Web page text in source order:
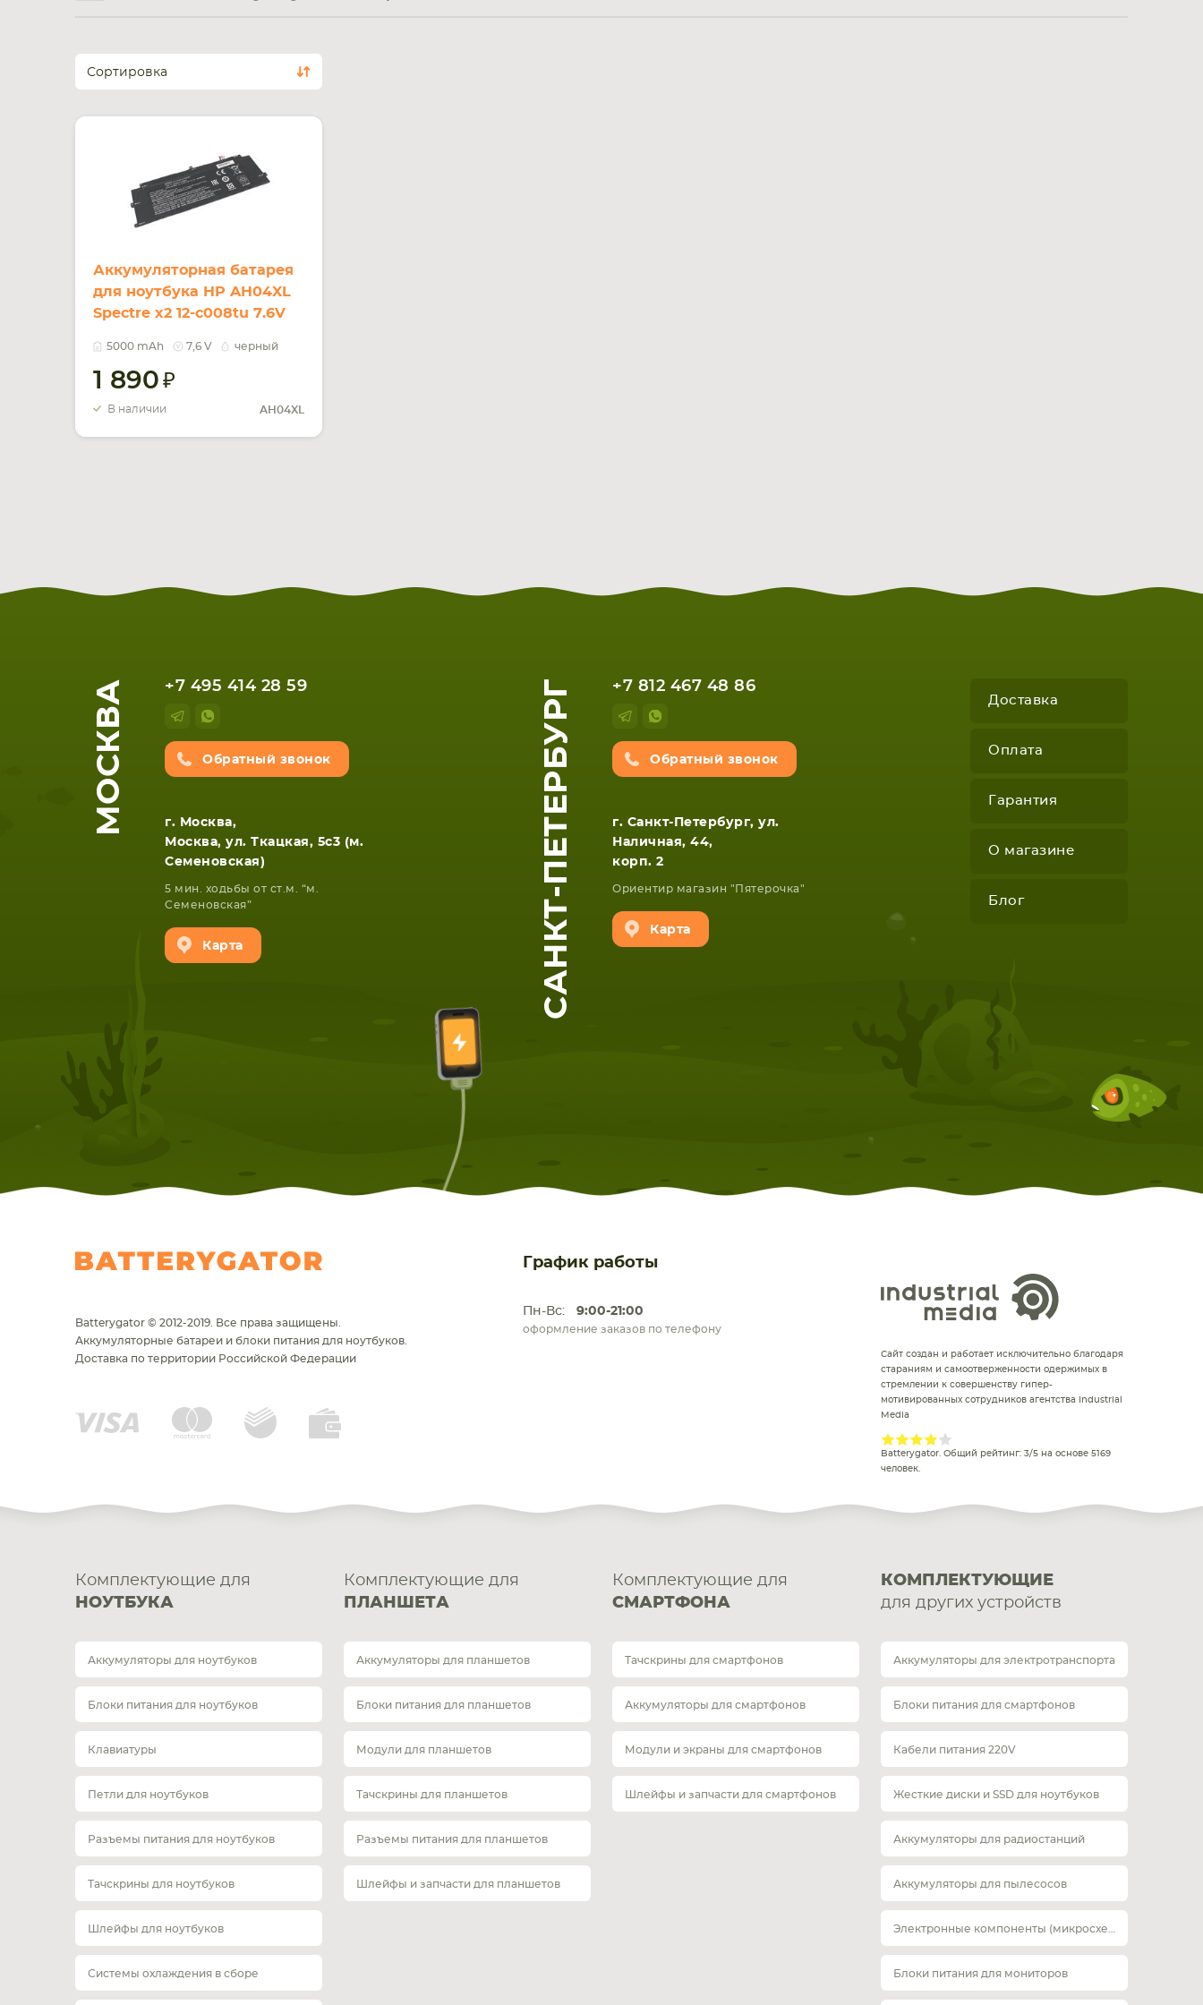
Сортировка
Аккумуляторная батарея
для ноутбука HP AH04XL
Spectre x2 12-c008tu 7.6V
5000 mAh 7,6 V черный
1 890
В наличии AH04XL
МОСКВА +7 495 414 28 59
Обратный звонок
г. Москва,
Москва, ул. Ткацкая, 5с3 (м.
Семеновская)
5 мин. ходьбы от ст.м. “м.
Семеновская”
Карта САНКТ-ПЕТЕРБУРГ +7 812 467 48 86
Обратный звонок
г. Санкт-Петербург, ул.
Наличная, 44,
корп. 2
Ориентир магазин "Пятерочка"
Карта
Доставка
Оплата
Гарантия
О магазине
Блог
График работы
Пн-Вс: 9:00-21:00
оформление заказов по телефону
Batterygator © 2012-2019. Все права защищены.
Аккумуляторные батареи и блоки питания для ноутбуков.
Доставка по территории Российской Федерации
Сайт создан и работает исключительно благодаря
стараниям и самоотверженности одержимых в
стремлении к совершенству гипер-
мотивированных сотрудников агентства Industrial
Media
Batterygator. Общий рейтинг: 3/5 на основе 5169
человек.
Комплектующие для
НОУТБУКА
Аккумуляторы для ноутбуков
Блоки питания для ноутбуков
Клавиатуры
Петли для ноутбуков
Разъемы питания для ноутбуков
Тачскрины для ноутбуков
Шлейфы для ноутбуков
Системы охлаждения в сборе
Комплектующие для
ПЛАНШЕТА
Аккумуляторы для планшетов
Блоки питания для планшетов
Модули для планшетов
Тачскрины для планшетов
Разъемы питания для планшетов
Шлейфы и запчасти для планшетов
Комплектующие для
СМАРТФОНА
Тачскрины для смартфонов
Аккумуляторы для смартфонов
Модули и экраны для смартфонов
Шлейфы и запчасти для смартфонов
КОМПЛЕКТУЮЩИЕ
для других устройств
Аккумуляторы для электротранспорта
Блоки питания для смартфонов
Кабели питания 220V
Жесткие диски и SSD для ноутбуков
Аккумуляторы для радиостанций
Аккумуляторы для пылесосов
Блоки питания для мониторов